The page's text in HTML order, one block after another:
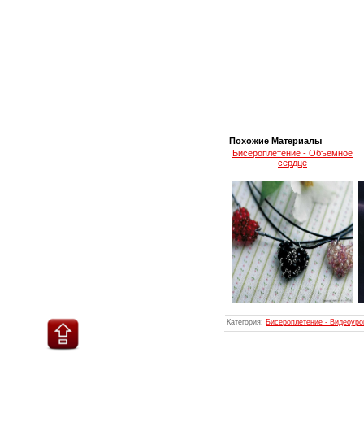
Похожие Материалы
Бисероплетение - Объемное
сердце
Категория: Бисероплетение -